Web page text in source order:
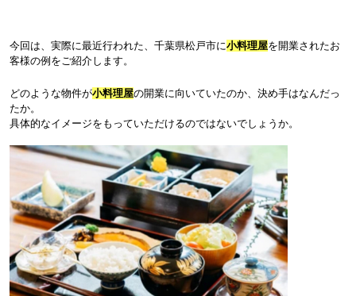
今回は、実際に最近行われた、千葉県松戸市に小料理屋を開業されたお
客様の例をご紹介します。
どのような物件が小料理屋の開業に向いていたのか、決め手はなんだっ
たか。
具体的なイメージをもっていただけるのではないでしょうか。